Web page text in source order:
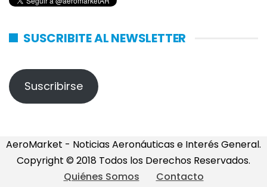
SUSCRIBITE AL NEWSLETTER
Suscribirse
AeroMarket - Noticias Aeronáuticas e Interés General.
Copyright © 2018 Todos los Derechos Reservados.
Quiénes Somos
Contacto